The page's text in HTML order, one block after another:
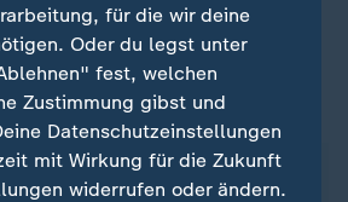
die geringere Streckenkapazität.
für die wir deine
Oder du legst unter
fest, welchen
Zustimmung gibst und
Datenschutzeinstellungen
mit Wirkung für die Zukunft
widerrufen oder ändern.